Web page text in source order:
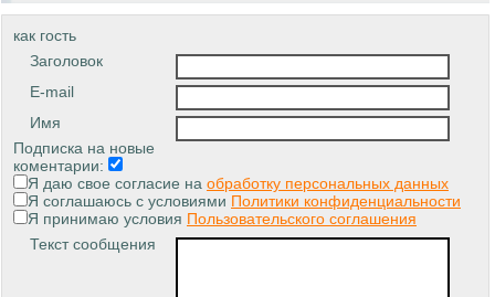
как гость
Заголовок
E-mail
Имя
Подписка на новые
коментарии:
Я даю свое согласие на обработку персональных данных
Я соглашаюсь с условиями Политики конфиденциальности
Я принимаю условия Пользовательского соглашения
Текст сообщения